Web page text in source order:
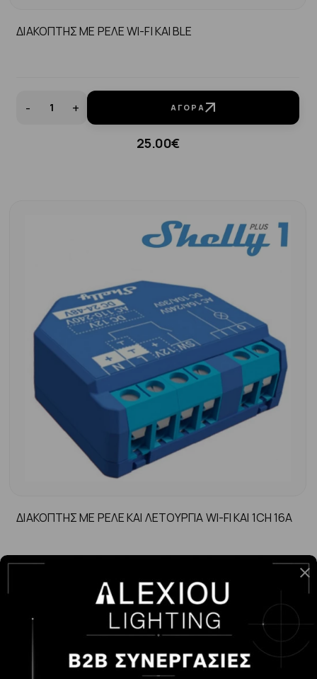
ΔΙΑΚΟΠΤΗΣ ME ΡΕΛΕ WI-FI KAI BLE
- + ΑΓΟΡΆ
25.00€
ΔΙΑΚΟΠΤΗΣ ΜΕ ΡΕΛΕ ΚΑΙ ΛΕΤΟΥΡΓΙΑ WI-FI KAI 1CH 16A
ΑΓΟΡΆ
22.18€